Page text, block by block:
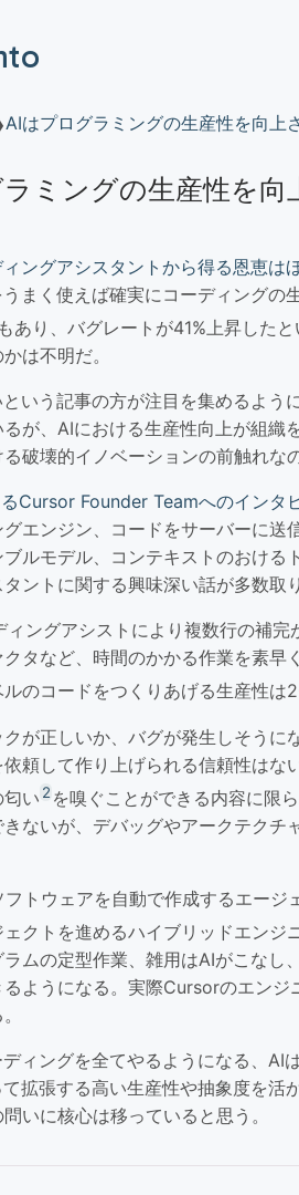
AIはプログラミングの生産性を向上
ミングの生産性を向
ングアシスタントから得る恩恵は
まく使えば確実にコーディング
もあり、バグレートが41%上昇した
は不明だ。
いう記事の方が注目を集めるよう
が、AIにおける生産性向上が組
破壊的イノベーションの前触れな
Cursor Founder Teamへのインタ
エンジン、コードをサーバーに
ルモデル、コンテキストのおける
ントに関する興味深い話が多数取
ングアシストにより複数行の補
タなど、時間のかかる作業を素早
のコードをつくりあげる生産性は
が正しいか、バグが発生しそう
頼して作り上げられる信頼性は
い 2 を嗅ぐことができる内容に限
ないが、デバッグやアークテク
トウェアを自動で作成するエージ
クトを進めるハイブリッドエンジ
ムの定型作業、雑用はAIがこなし
ようになる。実際Cursorのエン
ィングを全てやるようになる、AI
拡張する高い生産性や抽象度を活
いに核心は移っていると思う。